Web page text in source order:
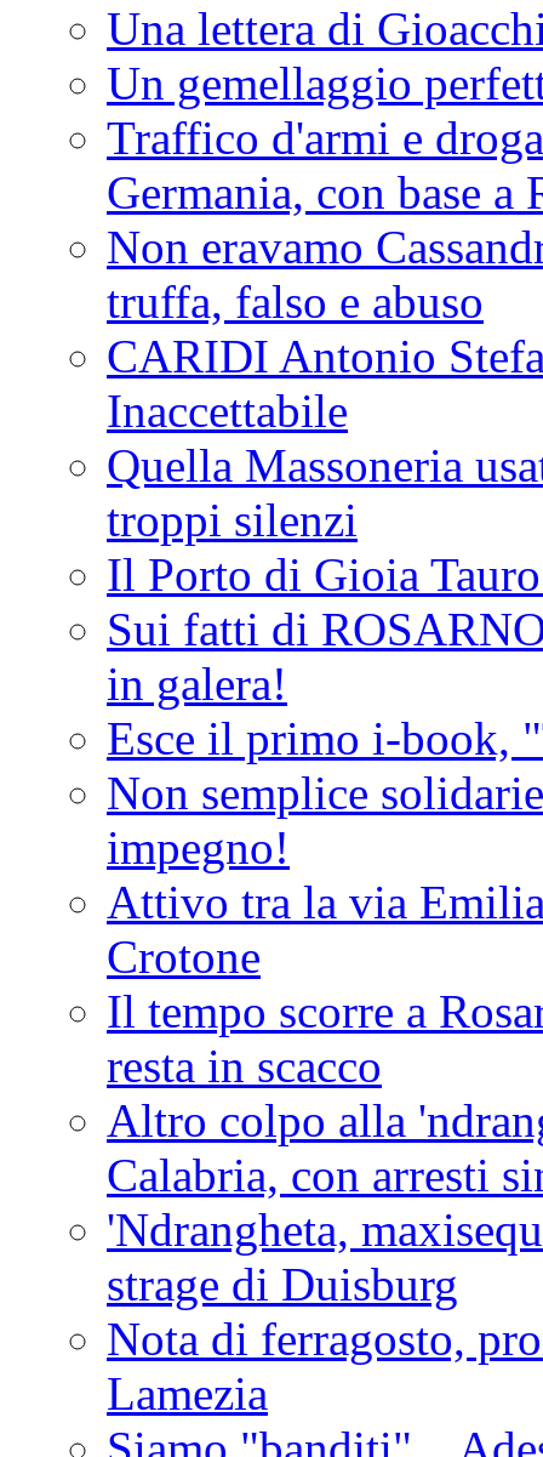
Una lettera di
Un gemellaggio
Traffico d'armi e
Germania, con base a
Non eravamo
truffa, falso e abuso
CARIDI Antonio
Inaccettabile
Quella Massoneria
troppi silenzi
Il Porto di Gioia
Sui fatti di
in galera!
Esce il primo i-book,
Non semplice
impegno!
Attivo tra la via
Crotone
Il tempo scorre a
resta in scacco
Altro colpo alla
Calabria, con arresti
'Ndrangheta,
strage di Duisburg
Nota di ferragosto,
Lamezia